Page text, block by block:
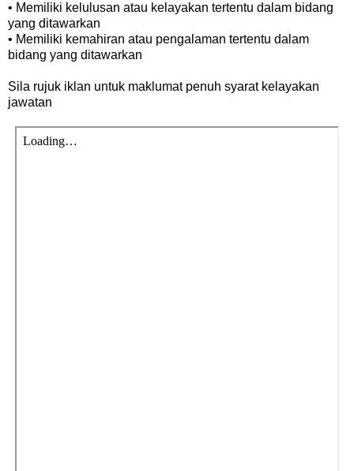
• Memiliki kelulusan atau kelayakan tertentu dalam bidang
yang ditawarkan
• Memiliki kemahiran atau pengalaman tertentu dalam
bidang yang ditawarkan
Sila rujuk iklan untuk maklumat penuh syarat kelayakan
jawatan